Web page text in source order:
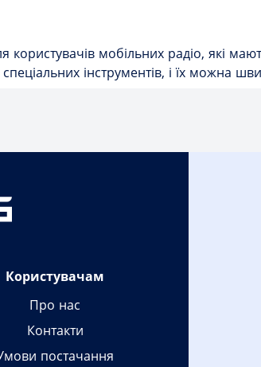
мобільних радіо, які
інструментів, і їх можна
Користувачам
Про нас
Контакти
постачання